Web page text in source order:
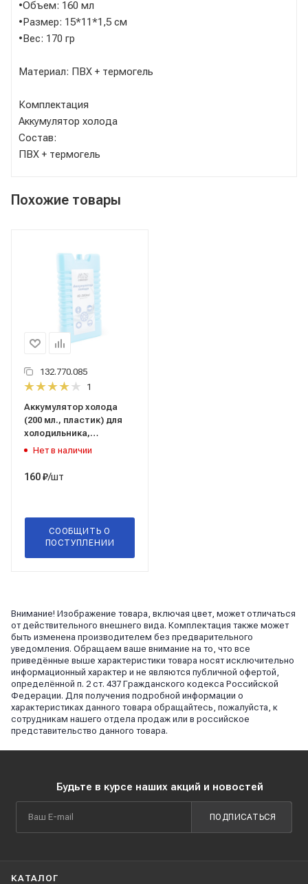
•Объем: 160 мл
•Размер: 15*11*1,5 см
•Вес: 170 гр
Материал: ПВХ + термогель
Комплектация
Аккумулятор холода
Состав:
ПВХ + термогель
Похожие товары
132.770.085
1
Аккумулятор холода
(200 мл., пластик) для
холодильника,
термоконтейнера,
200ml") "AVS" (80707)
Нет в наличии
160₽/шт
СООБЩИТЬ О
ПОСТУПЛЕНИИ
Внимание! Изображение товара, включая цвет, может отличаться
от действительного внешнего вида. Комплектация также может
быть изменена производителем без предварительного
уведомления. Обращаем ваше внимание на то, что все
приведённые выше характеристики товара носят исключительно
информационный характер и не являются публичной офертой,
определённой п. 2 ст. 437 Гражданского кодекса Российской
Федерации. Для получения подробной информации о
характеристиках данного товара обращайтесь, пожалуйста, к
сотрудникам нашего отдела продаж или в российское
представительство данного товара.
Будьте в курсе наших акций и новостей
ПОДПИСАТЬСЯ
КАТАЛОГ